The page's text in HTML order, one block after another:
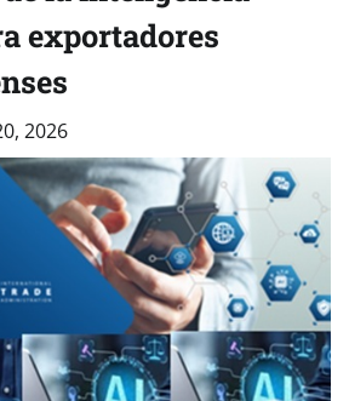
exportadores
2026